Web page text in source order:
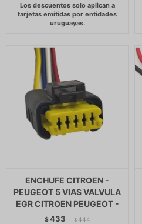
ENCHUFE CITROEN -
PEUGEOT 5 VIAS VALVULA
EGR CITROEN PEUGEOT -
$433 $ 444